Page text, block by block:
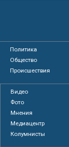
Политика
Общество
Происшествия
Видео
Фото
Мнения
Медиацентр
Колумнисты